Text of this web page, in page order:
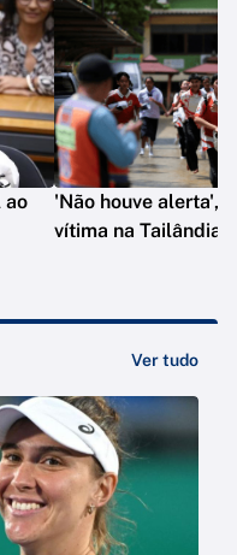
ao
'Não houve alerta',
vítima na Tailândia
Ver tudo